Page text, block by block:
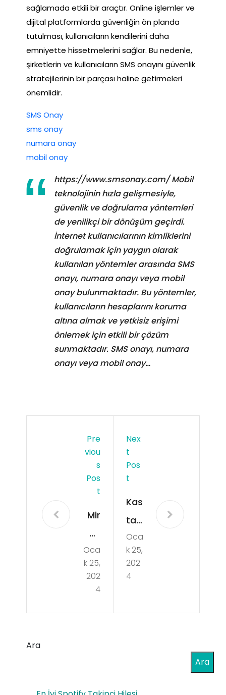
sağlamada etkili bir araçtır. Online işlemler ve
dijital platformlarda güvenliğin ön planda
tutulması, kullanıcıların kendilerini daha
emniyette hissetmelerini sağlar. Bu nedenle,
şirketlerin ve kullanıcıların SMS onayını güvenlik
stratejilerinin bir parçası haline getirmeleri
önemlidir.
SMS Onay
sms onay
numara onay
mobil onay
https://www.smsonay.com/ Mobil
teknolojinin hızla gelişmesiyle,
güvenlik ve doğrulama yöntemleri
de yenilikçi bir dönüşüm geçirdi.
İnternet kullanıcılarının kimliklerini
doğrulamak için yaygın olarak
kullanılan yöntemler arasında SMS
onayı, numara onayı veya mobil
onay bulunmaktadır. Bu yöntemler,
kullanıcıların hesaplarını koruma
altına almak ve yetkisiz erişimi
önlemek için etkili bir çözüm
sunmaktadır. SMS onayı, numara
onayı veya mobil onay…
Pre
Viou
S
Pos
T
Mir
as
Yol
uyl
a
Oca
k 25,
202
4
Nex
T
Pos
T
Kas
ta
mo
nu
Cid
SE
Oca
k 25,
202
4
Ara
Ara